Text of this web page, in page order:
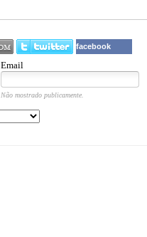
facebook
Email
Não mostrado publicamente.